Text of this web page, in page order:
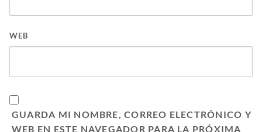
WEB
GUARDA MI NOMBRE, CORREO ELECTRÓNICO Y
WEB EN ESTE NAVEGADOR PARA LA PRÓXIMA